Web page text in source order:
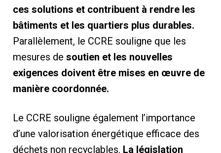
ces solutions et contribuent à rendre les
bâtiments et les quartiers plus durables.
Parallèlement, le CCRE souligne que les
mesures de soutien et les nouvelles
exigences doivent être mises en œuvre de
manière coordonnée.
Le CCRE souligne également l’importance
d’une valorisation énergétique efficace des
déchets non recyclables. La législation